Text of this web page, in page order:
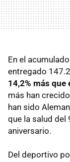
En el
entregado
14,2% más
más han
han sido
que la salud del
aniversario.
Del deportivo